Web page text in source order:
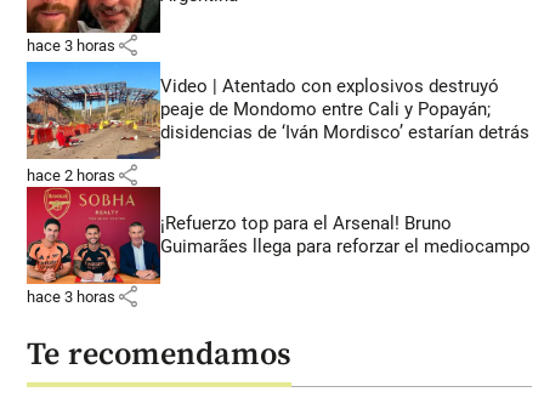
hace 3 horas share
Video | Atentado con explosivos destruyó
peaje de Mondomo entre Cali y Popayán;
disidencias de ‘Iván Mordisco’ estarían detrás
hace 2 horas share
¡Refuerzo top para el Arsenal! Bruno
Guimarães llega para reforzar el mediocampo
hace 3 horas share
Te recomendamos